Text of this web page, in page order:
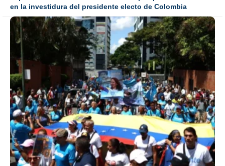
en la investidura del presidente electo de Colombia